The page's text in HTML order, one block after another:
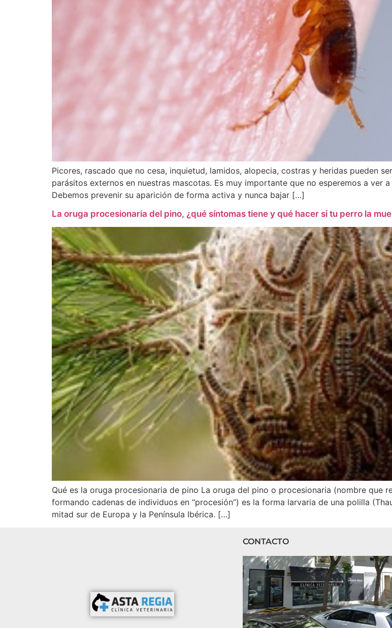
Picores, rascado que no cesa, inquietud, lamidos, alopecia, costras y heridas pueden
parásitos externos en nuestras mascotas. Es muy importante que no esperemos a ver
Debemos prevenir su aparición de forma activa y nunca bajar […]
La oruga procesionaria del pino, ¿qué síntomas tiene y qué hacer si tu perro la
Qué es la oruga procesionaria de pino La oruga del pino o procesionaria (nombre que
formando cadenas de individuos en “procesión”) es la forma larvaria de una polilla
mitad sur de Europa y la Península Ibérica. […]
CONTACTO